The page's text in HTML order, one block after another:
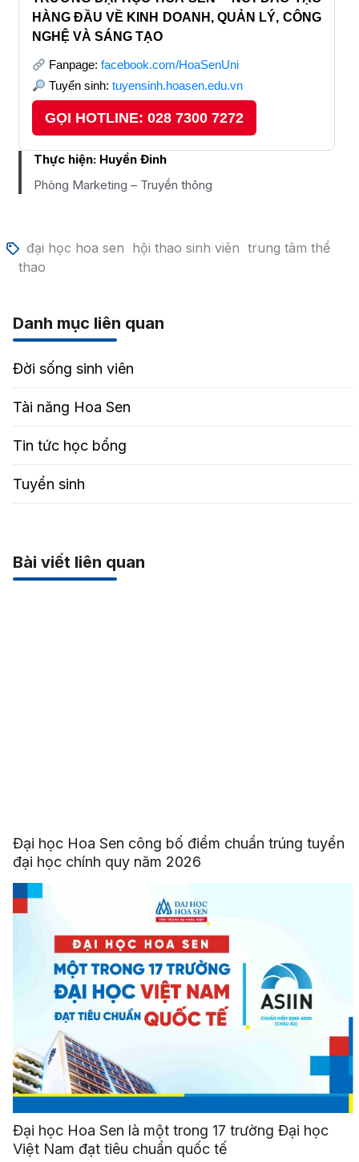
HÀNG ĐẦU VỀ KINH DOANH, QUẢN LÝ, CÔNG
NGHỆ VÀ SÁNG TẠO
Fanpage: facebook.com/HoaSenUni
Tuyển sinh: tuyensinh.hoasen.edu.vn
GỌI HOTLINE: 028 7300 7272
Thực hiện: Huyền Đinh
Phòng Marketing – Truyền thông
đại học hoa sen hội thao sinh viên trung tâm thể
thao
Danh mục liên quan
Đời sống sinh viên
Tài năng Hoa Sen
Tin tức học bổng
Tuyển sinh
Bài viết liên quan
Đại học Hoa Sen công bố điểm chuẩn trúng tuyển
đại học chính quy năm 2026
Đại học Hoa Sen là một trong 17 trường Đại học
Việt Nam đạt tiêu chuẩn quốc tế